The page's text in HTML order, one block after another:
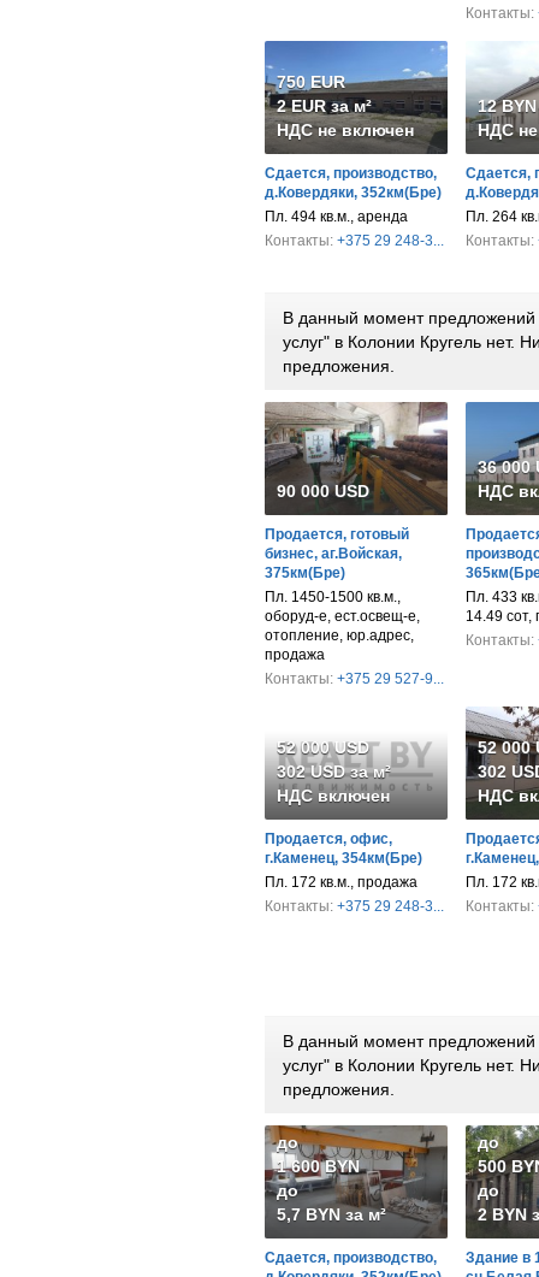
Контакты:
750 EUR
2 EUR за м²
НДС не включен
Сдается, производство,
д.Ковердяки, 352км(Бре)
Пл. 494 кв.м., аренда
Контакты: +375 29 248-3...
12 BYN
НДС
Сдается,
Пл. 264
Контакты:
В данный момент
услуг" в Колонии Кругель нет.
предложения.
90 000 USD
Продается, готовый
бизнес, аг.Войская,
375км(Бре)
Пл. 1450-1500 кв.м.,
оборуд-е, ест.освещ-е,
отопление, юр.адрес,
продажа
Контакты: +375 29 527-9...
36 000
НДС
Пл. 433
14.49 сот,
Контакты:
52 000 USD
302 USD за м²
НДС включен
Продается, офис,
г.Каменец, 354км(Бре)
Пл. 172 кв.м., продажа
Контакты: +375 29 248-3...
52 000
302
НДС
Пл. 172
Контакты:
В данный момент
услуг" в Колонии Кругель нет.
предложения.
до
1 600 BYN
до
5,7 BYN за м²
Сдается, производство,
до
500
до
2 BYN
Здание в